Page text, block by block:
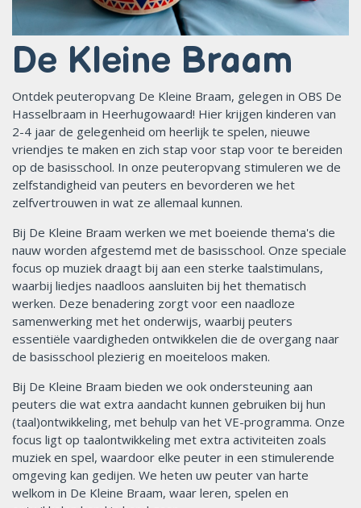
De Kleine Braam
Ontdek peuteropvang De Kleine Braam, gelegen in OBS De
Hasselbraam in Heerhugowaard! Hier krijgen kinderen van
2-4 jaar de gelegenheid om heerlijk te spelen, nieuwe
vriendjes te maken en zich stap voor stap voor te bereiden
op de basisschool. In onze peuteropvang stimuleren we de
zelfstandigheid van peuters en bevorderen we het
zelfvertrouwen in wat ze allemaal kunnen.
Bij De Kleine Braam werken we met boeiende thema's die
nauw worden afgestemd met de basisschool. Onze speciale
focus op muziek draagt bij aan een sterke taalstimulans,
waarbij liedjes naadloos aansluiten bij het thematisch
werken. Deze benadering zorgt voor een naadloze
samenwerking met het onderwijs, waarbij peuters
essentiële vaardigheden ontwikkelen die de overgang naar
de basisschool plezierig en moeiteloos maken.
Bij De Kleine Braam bieden we ook ondersteuning aan
peuters die wat extra aandacht kunnen gebruiken bij hun
(taal)ontwikkeling, met behulp van het VE-programma. Onze
focus ligt op taalontwikkeling met extra activiteiten zoals
muziek en spel, waardoor elke peuter in een stimulerende
omgeving kan gedijen. We heten uw peuter van harte
welkom in De Kleine Braam, waar leren, spelen en